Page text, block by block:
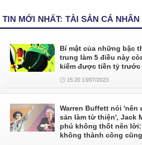
TIN MỚI NHẤT: TÀI SẢN CÁ NHÂN
Bí mật của những bậc
trung làm 5 điều này
kiếm được tiền tỷ trước
15:20 13/07/2023
Warren Buffett nói 'nên
sản làm từ thiện', Jack
phú không thốt nên
không thành công